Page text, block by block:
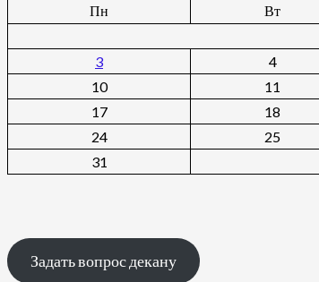
Пн
Вт
3
4
10
11
17
18
24
25
31
Задать вопрос декану